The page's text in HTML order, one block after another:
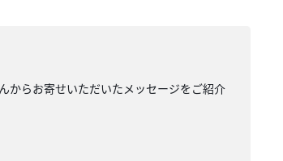
からお寄せいただいたメッセージをご紹介